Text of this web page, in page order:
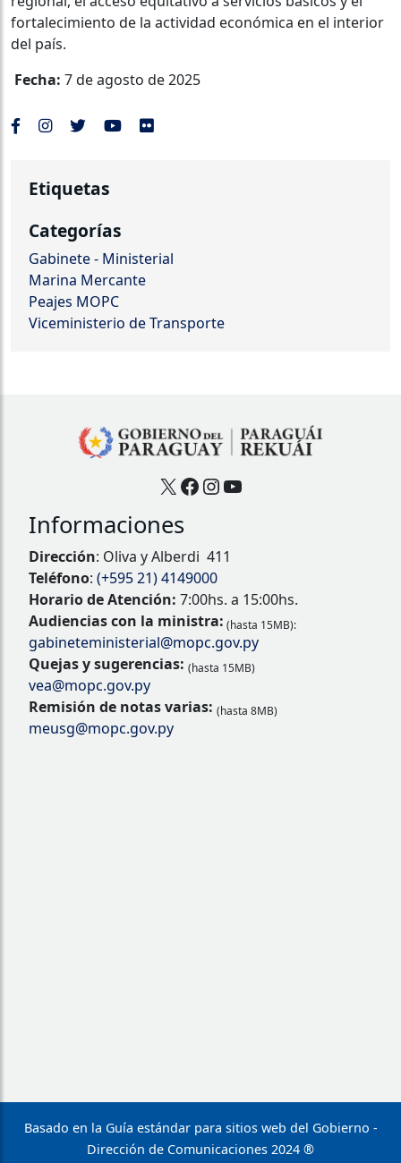
fortalecimiento de la actividad económica en el interior
del país.
Fecha: 7 de agosto de 2025
Etiquetas
Categorías
Gabinete - Ministerial
Marina Mercante
Peajes MOPC
Viceministerio de Transporte
X Facebook
Instagram
YouTube
Informaciones
Dirección: Oliva y Alberdi 411
Teléfono: (+595 21) 4149000
Horario de Atención: 7:00hs. a 15:00hs.
Audiencias con la ministra: (hasta 15MB):
gabineteministerial@mopc.gov.py
Quejas y sugerencias: (hasta 15MB)
vea@mopc.gov.py
Remisión de notas varias: (hasta 8MB)
meusg@mopc.gov.py
Basado en la Guía estándar para sitios web del Gobierno -
Dirección de Comunicaciones 2024 ®